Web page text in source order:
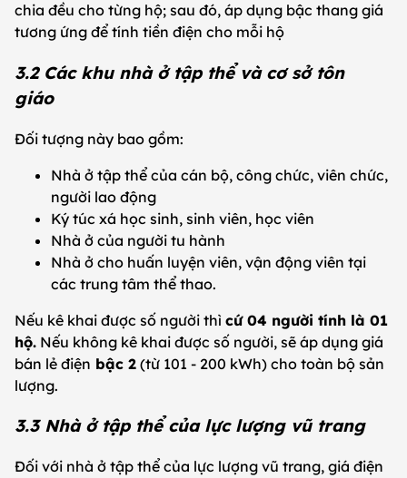
chia đều cho từng hộ; sau đó, áp dụng bậc thang giá
tương ứng để tính tiền điện cho mỗi hộ
3.2 Các khu nhà ở tập thể và cơ sở tôn
giáo
Đối tượng này bao gồm:
Nhà ở tập thể của cán bộ, công chức, viên chức,
người lao động
Ký túc xá học sinh, sinh viên, học viên
Nhà ở của người tu hành
Nhà ở cho huấn luyện viên, vận động viên tại
các trung tâm thể thao.
Nếu kê khai được số người thì cứ 04 người tính là 01
hộ. Nếu không kê khai được số người, sẽ áp dụng giá
bán lẻ điện bậc 2 (từ 101 - 200 kWh) cho toàn bộ sản
lượng.
3.3 Nhà ở tập thể của lực lượng vũ trang
Đối với nhà ở tập thể của lực lượng vũ trang, giá điện